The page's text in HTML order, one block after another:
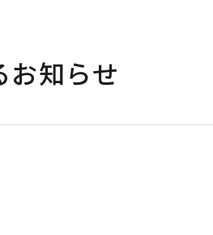
お知らせ